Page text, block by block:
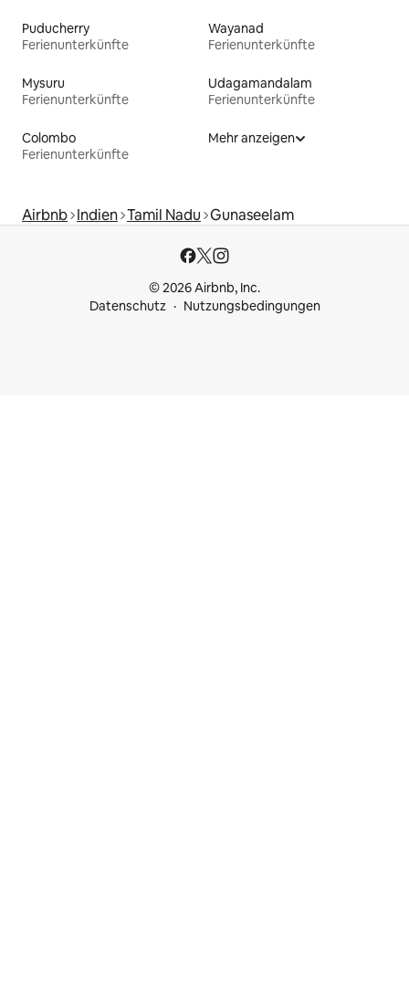
Puducherry
Ferienunterkünfte
Wayanad
Ferienunterkünfte
Mysuru
Ferienunterkünfte
Udagamandalam
Ferienunterkünfte
Colombo
Ferienunterkünfte
Mehr anzeigen
Airbnb Indien Tamil Nadu Gunaseelam
© 2026 Airbnb, Inc.
Datenschutz
Nutzungsbedingungen